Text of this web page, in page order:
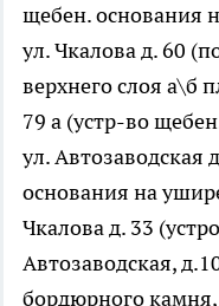
щебен. основания
ул. Чкалова д. 60
верхнего слоя а\б
79 а (устр-во
ул. Автозаводская
основания на
Чкалова д. 33
Автозаводская,
бордюрного камня,